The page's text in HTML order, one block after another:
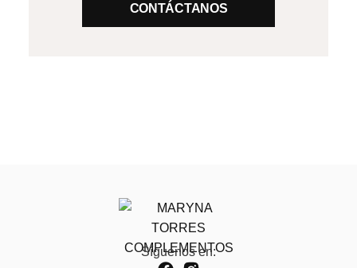
CONTÁCTANOS
Síguenos en: